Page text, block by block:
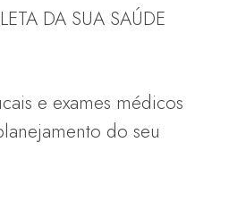
DA SUA SAÚDE
e exames médicos
do seu